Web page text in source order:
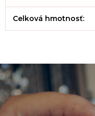
Celková hmotnosť: